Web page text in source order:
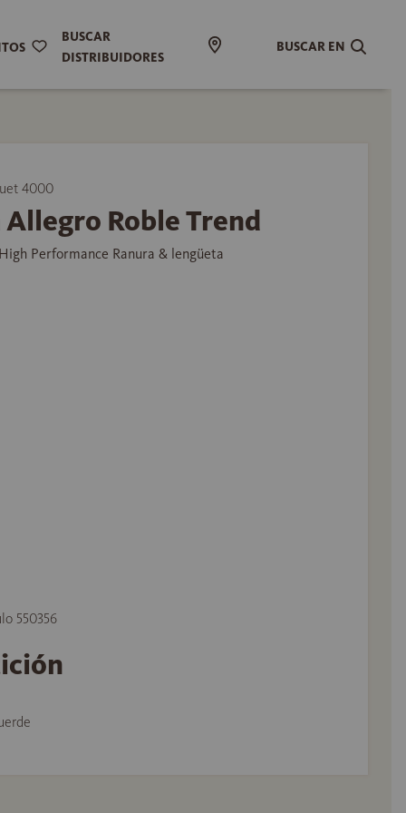
BUSCAR
DISTRIBUIDORES
BUSCAR EN
4000
Allegro Roble Trend
Performance Ranura & lengüeta
550356